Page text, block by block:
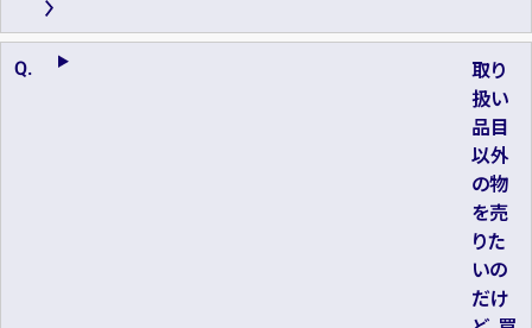
取り
扱い
品目
以外
の物
を売
りた
いの
だけ